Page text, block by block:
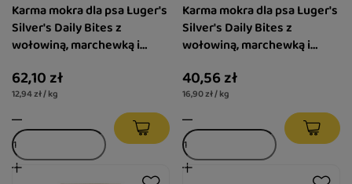
Karma mokra dla psa Luger's
Silver's Daily Bites z
wołowiną, marchewką i
62,10 zł
12,94 zł / kg
Karma mokra dla psa Luger's
Silver's Daily Bites z
wołowiną, marchewką i
40,56 zł
16,90 zł / kg